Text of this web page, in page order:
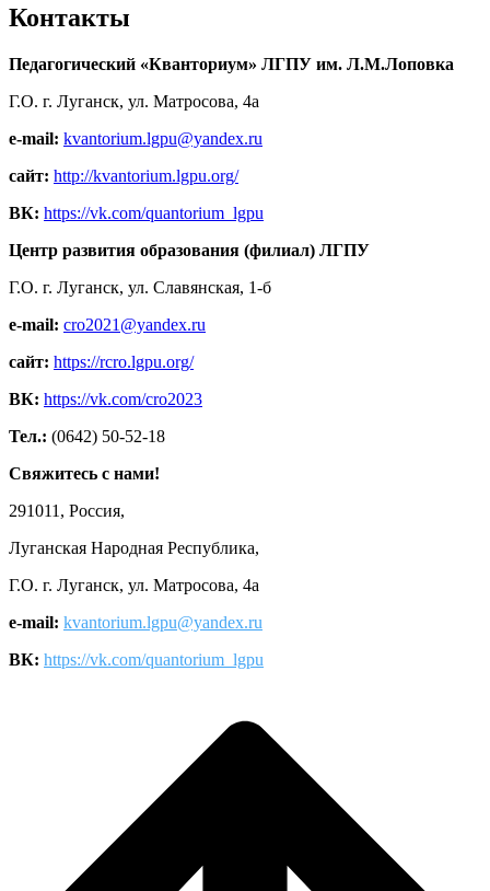
Контакты
Педагогический «Кванториум» ЛГПУ им. Л.М.Лоповка
Г.О. г. Луганск, ул. Матросова, 4а
e-mail: kvantorium.lgpu@yandex.ru
сайт: http://kvantorium.lgpu.org/
ВК: https://vk.com/quantorium_lgpu
Центр развития образования (филиал) ЛГПУ
Г.О. г. Луганск, ул. Славянская, 1-б
e-mail: cro2021@yandex.ru
сайт: https://rcro.lgpu.org/
ВК: https://vk.com/cro2023
Тел.: (0642) 50-52-18
Свяжитесь с нами!
291011, Россия,
Луганская Народная Республика,
Г.О. г. Луганск, ул. Матросова, 4а
e-mail: kvantorium.lgpu@yandex.ru
ВК: https://vk.com/quantorium_lgpu